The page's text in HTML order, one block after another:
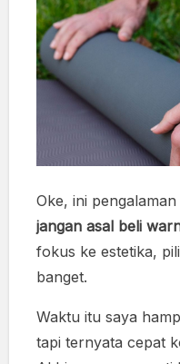
Oke, ini
jangan asal beli
fokus ke estetika,
banget.
Waktu itu saya
tapi ternyata cepat